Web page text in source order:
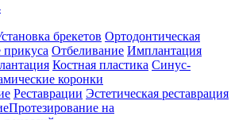
брекетов Ортодонтическая
Отбеливание Имплантация
Костная пластика Синус-
коронки
Реставрации Эстетическая реставрация
Протезирование на